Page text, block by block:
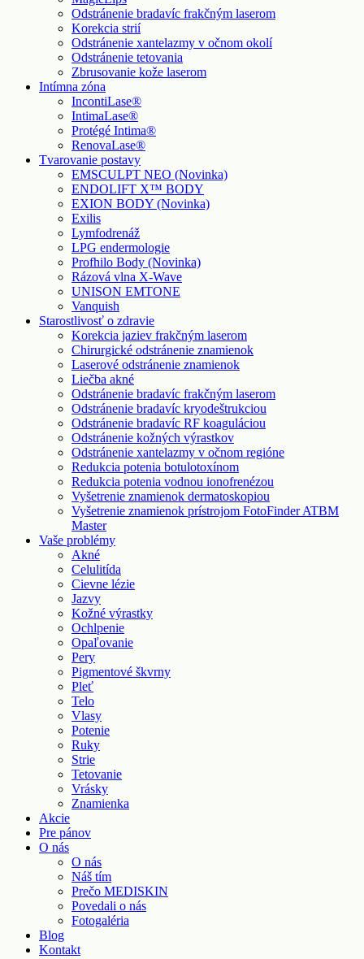
Odstránenie bradavíc frakčným laserom
Korekcia strií
Odstránenie xantelazmy v očnom okolí
Odstránenie tetovania
Zbrusovanie kože laserom
Intímna zóna
IncontiLase®
IntimaLase®
Protégé Intima®
RenovaLase®
Tvarovanie postavy
EMSCULPT NEO (Novinka)
ENDOLIFT X™ BODY
EXION BODY (Novinka)
Exilis
Lymfodrenáž
LPG endermologie
Profhilo Body (Novinka)
Rázová vlna X-Wave
UNISON EMTONE
Vanquish
Starostlivosť o zdravie
Korekcia jaziev frakčným laserom
Chirurgické odstránenie znamienok
Laserové odstránenie znamienok
Liečba akné
Odstránenie bradavíc frakčným laserom
Odstránenie bradavíc kryodeštrukciou
Odstránenie bradavíc RF koaguláciou
Odstránenie kožných výrastkov
Odstránenie xantelazmy v očnom regióne
Redukcia potenia botulotoxínom
Redukcia potenia vodnou ionofrenézou
Vyšetrenie znamienok dermatoskopiou
Vyšetrenie znamienok prístrojom FotoFinder ATBM
Master
Vaše problémy
Akné
Celulitída
Cievne lézie
Jazvy
Kožné výrastky
Ochlpenie
Opaľovanie
Pery
Pigmentové škvrny
Pleť
Telo
Vlasy
Potenie
Ruky
Strie
Tetovanie
Vrásky
Znamienka
Akcie
Pre pánov
O nás
O nás
Náš tím
Prečo MEDISKIN
Povedali o nás
Fotogaléria
Blog
Kontakt